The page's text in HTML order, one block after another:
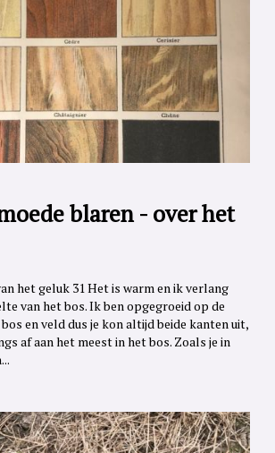
blaren - over het
het geluk 31 Het is warm en ik verlang
van het bos. Ik ben opgegroeid op de
en veld dus je kon altijd beide kanten uit,
af aan het meest in het bos. Zoals je in